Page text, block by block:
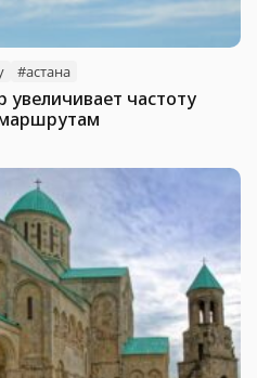
#астана
увеличивает частоту